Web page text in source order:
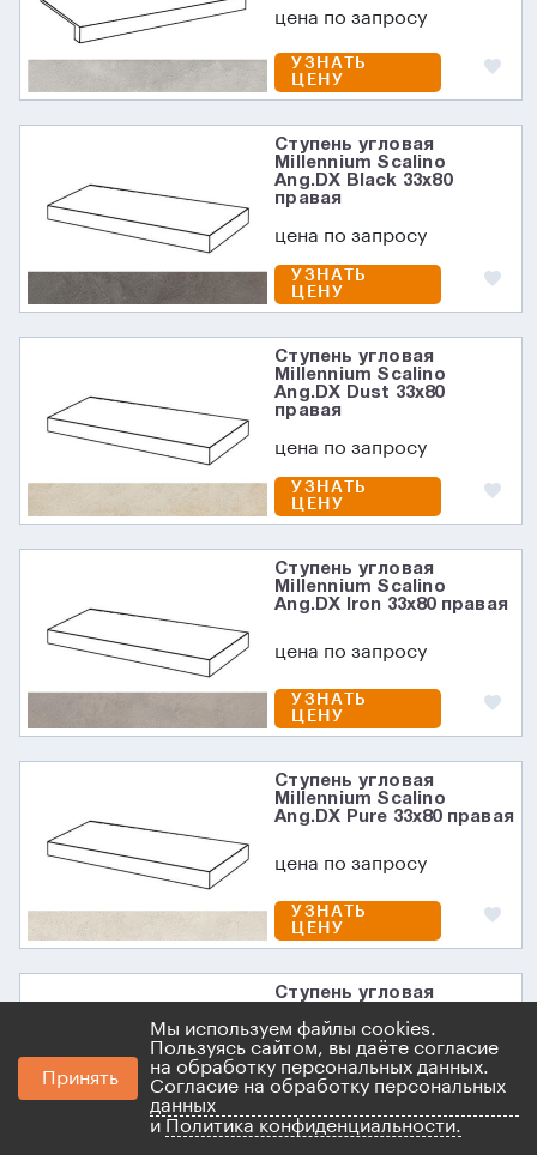
цена по запросу
УЗНАТЬ
ЦЕНУ
Ступень угловая
Millennium Scalino
Ang.DX Black 33x80
правая
цена по запросу
УЗНАТЬ
ЦЕНУ
Ступень угловая
Millennium Scalino
Ang.DX Dust 33x80
правая
цена по запросу
УЗНАТЬ
ЦЕНУ
Ступень угловая
Millennium Scalino
Ang.DX Iron 33x80 правая
цена по запросу
УЗНАТЬ
ЦЕНУ
Ступень угловая
Millennium Scalino
Ang.DX Pure 33x80 правая
цена по запросу
УЗНАТЬ
ЦЕНУ
Ступень угловая
Ang.DX Silver 33x80
правая
цена по запросу
УЗНАТЬ
ЦЕНУ
Принять
Мы используем файлы cookies.
Пользуясь сайтом, вы даёте согласие
на обработку персональных данных.
Согласие на обработку персональных
данных
и Политика конфиденциальности.